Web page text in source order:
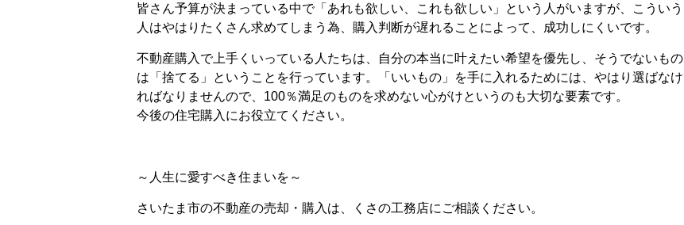
皆さん予算が決まっている中で「あれも欲しい、これも欲しい」という人がいますが、こういう
人はやはりたくさん求めてしまう為、購入判断が遅れることによって、成功しにくいです。
不動産購入で上手くいっている人たちは、自分の本当に叶えたい希望を優先し、そうでないもの
は「捨てる」ということを行っています。「いいもの」を手に入れるためには、やはり選ばなけ
ればなりませんので、100％満足のものを求めない心がけというのも大切な要素です。
今後の住宅購入にお役立てください。
～人生に愛すべき住まいを～
さいたま市の不動産の売却・購入は、くさの工務店にご相談ください。